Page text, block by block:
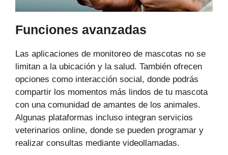
Funciones avanzadas
Las aplicaciones de monitoreo de mascotas no se
limitan a la ubicación y la salud. También ofrecen
opciones como interacción social, donde podrás
compartir los momentos más lindos de tu mascota
con una comunidad de amantes de los animales.
Algunas plataformas incluso integran servicios
veterinarios online, donde se pueden programar y
realizar consultas mediante videollamadas.